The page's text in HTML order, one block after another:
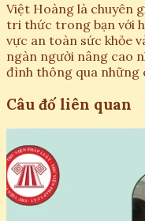
Việt Hoàng là chuyên
tri thức trong bạn với
vực an toàn sức khỏe
ngàn người nâng cao
đình thông qua những
Câu đố liên quan